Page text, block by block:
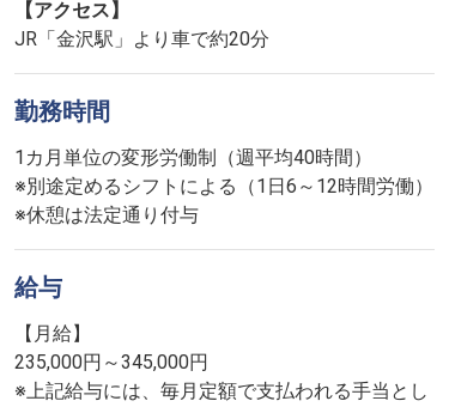
【アクセス】
JR「金沢駅」より車で約20分
勤務時間
1カ月単位の変形労働制（週平均40時間）
※別途定めるシフトによる（1日6～12時間労働）
※休憩は法定通り付与
給与
【月給】
235,000円～345,000円
※上記給与には、毎月定額で支払われる手当とし